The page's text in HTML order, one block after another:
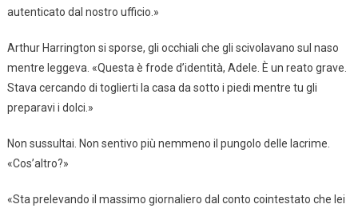
autenticato dal nostro ufficio.»
Arthur Harrington si sporse, gli occhiali che gli scivolavano sul naso
mentre leggeva. «Questa è frode d’identità, Adele. È un reato grave.
Stava cercando di toglierti la casa da sotto i piedi mentre tu gli
preparavi i dolci.»
Non sussultai. Non sentivo più nemmeno il pungolo delle lacrime.
«Cos’altro?»
«Sta prelevando il massimo giornaliero dal conto cointestato che lei